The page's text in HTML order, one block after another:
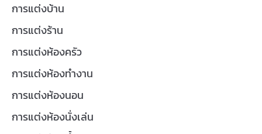
การแต่งบ้าน
การแต่งร้าน
การแต่งห้องครัว
การแต่งห้องทำงาน
การแต่งห้องนอน
การแต่งห้องนั่งเล่น